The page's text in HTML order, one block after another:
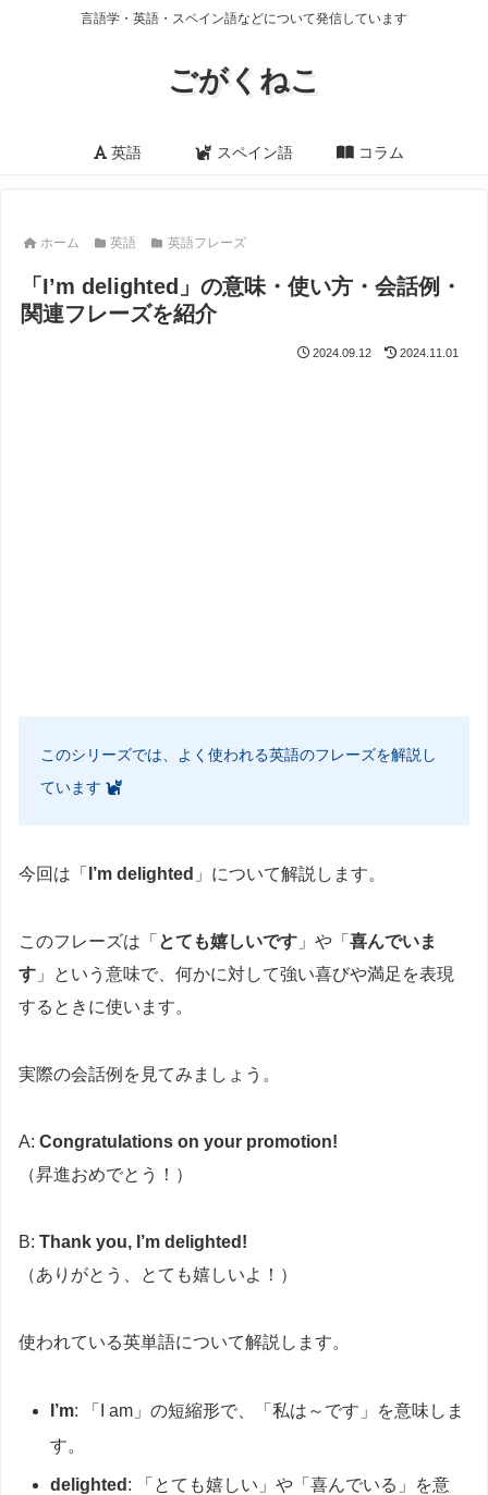
言語学・英語・スペイン語などについて発信しています
ごがくねこ
英語 スペイン語 コラム
ホーム 英語 英語フレーズ
「I’m delighted」の意味・使い方・会話例・
関連フレーズを紹介
2024.09.12 2024.11.01
このシリーズでは、よく使われる英語のフレーズを解説し
ています
今回は「 I’m delighted 」について解説します。
このフレーズは「 とても嬉しいです 」や「 喜んでいま
す 」という意味で、何かに対して強い喜びや満足を表現
するときに使います。
実際の会話例を見てみましょう。
A: Congratulations on your promotion!
（昇進おめでとう！）
B: Thank you, I’m delighted!
（ありがとう、とても嬉しいよ！）
使われている英単語について解説します。
I’m: 「I am」の短縮形で、「私は～です」を意味しま
す。
delighted : 「とても嬉しい」や「喜んでいる」を意